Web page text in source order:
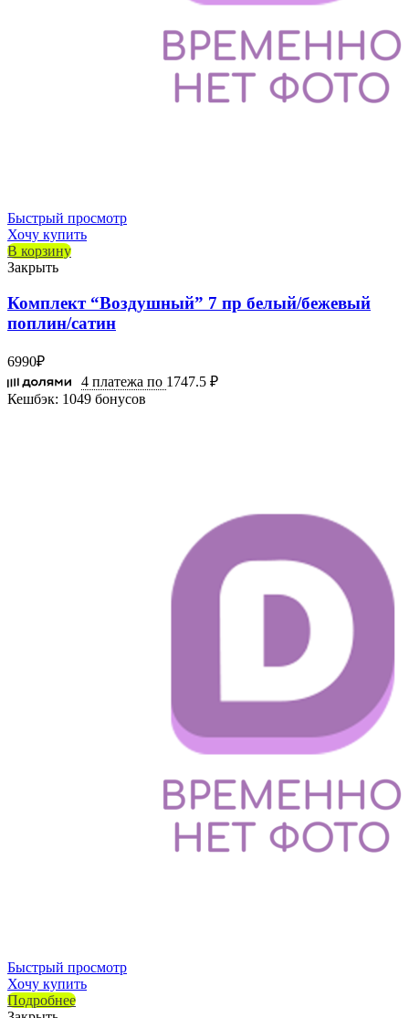
Быстрый просмотр
Хочу купить
В корзину
Закрыть
Комплект “Воздушный” 7 пр белый/бежевый
поплин/сатин
6990₽
4 платежа по 1747.5 ₽
Кешбэк: 1049 бонусов
Быстрый просмотр
Хочу купить
Подробнее